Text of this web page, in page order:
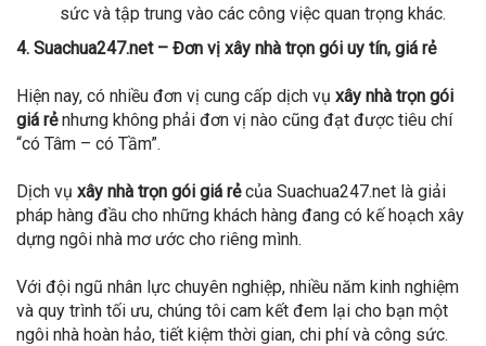
sức và tập trung vào các công việc quan trọng khác.
4. Suachua247.net – Đơn vị xây nhà trọn gói uy tín, giá rẻ
Hiện nay, có nhiều đơn vị cung cấp dịch vụ xây nhà trọn gói
giá rẻnhưng không phải đơn vị nào cũng đạt được tiêu chí
“có Tâm – có Tầm”.
Dịch vụ xây nhà trọn gói giá rẻcủa Suachua247.net là giải
pháp hàng đầu cho những khách hàng đang có kế hoạch xây
dựng ngôi nhà mơ ước cho riêng mình.
Với đội ngũ nhân lực chuyên nghiệp, nhiều năm kinh nghiệm
và quy trình tối ưu, chúng tôi cam kết đem lại cho bạn một
ngôi nhà hoàn hảo, tiết kiệm thời gian, chi phí và công sức.